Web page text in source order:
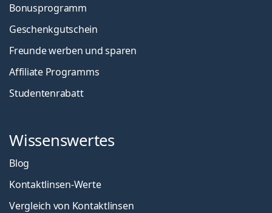
Bonusprogramm
Geschenkgutschein
Freunde werben und sparen
Affiliate Programms
Studentenrabatt
Wissenswertes
Blog
Kontaktlinsen-Werte
Vergleich von Kontaktlinsen